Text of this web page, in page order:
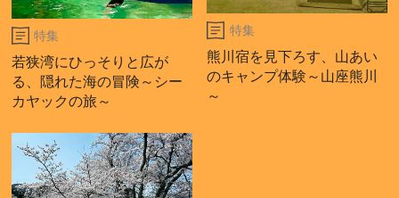
特集
若狭湾にひっそりと広が
る、隠れた海の冒険～シー
カヤックの旅～
特集
熊川宿を見下ろす、山あい
のキャンプ体験～山座熊川
～